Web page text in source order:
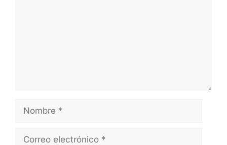
Nombre
Correo